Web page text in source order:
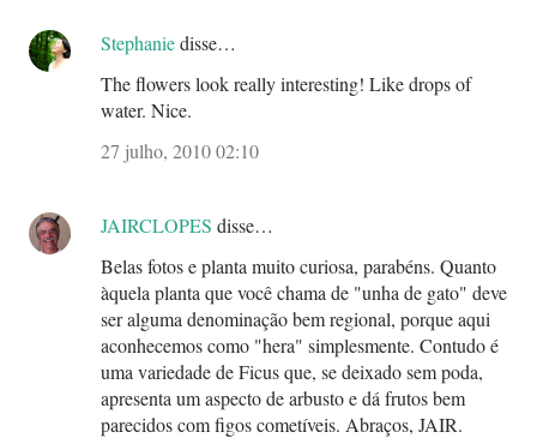
Stephaniedisse…
The flowers look really interesting! Like drops of
water. Nice.
27 julho, 2010 02:10
JAIRCLOPES disse…
Belas fotos e planta muito curiosa, parabéns. Quanto
àquela planta que você chama de "unha de gato" deve
ser alguma denominação bem regional, porque aqui
aconhecemos como "hera" simplesmente. Contudo é
uma variedade de Ficus que, se deixado sem poda,
apresenta um aspecto de arbusto e dá frutos bem
parecidos com figos cometíveis. Abraços, JAIR.